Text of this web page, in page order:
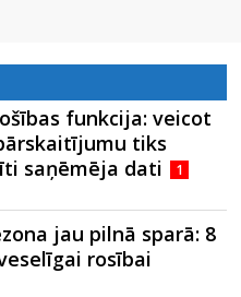
funkcija: veicot
tiks
saņēmēja dati
1
jau pilnā sparā: 8
rosībai